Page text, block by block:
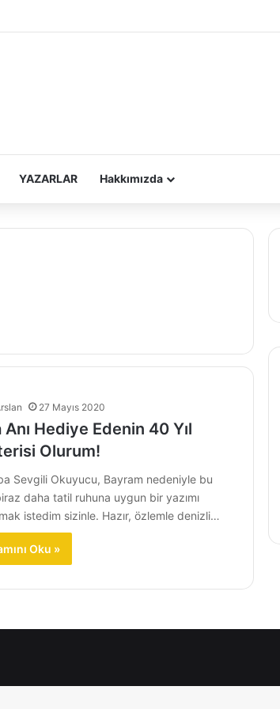
YAZARLAR Hakkımızda
27 Mayıs 2020
Anı Hediye Edenin 40 Yıl
Olurum!
Sevgili Okuyucu, Bayram nedeniyle bu
daha tatil ruhuna uygun bir yazımı
istedim sizinle. Hazır, özlemle denizli…
Oku »